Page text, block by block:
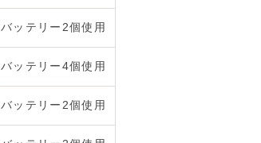
バッテリー2個使用
バッテリー4個使用
バッテリー2個使用